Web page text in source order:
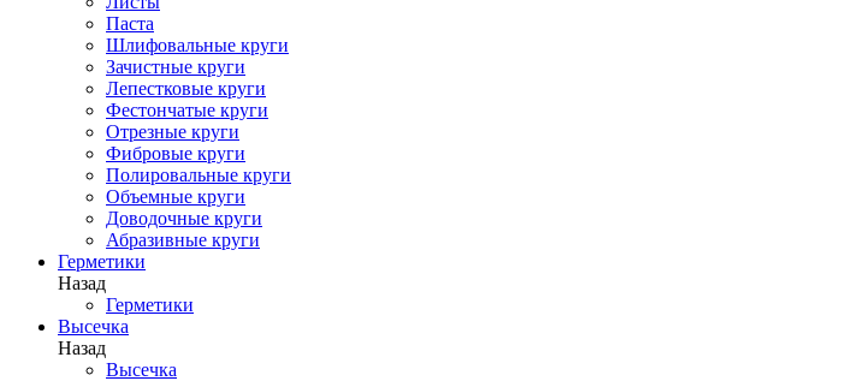
Паста
Шлифовальные круги
Зачистные круги
Лепестковые круги
Фестончатые круги
Отрезные круги
Фибровые круги
Полировальные круги
Объемные круги
Доводочные круги
Абразивные круги
Герметики
Назад
Герметики
Высечка
Назад
Высечка